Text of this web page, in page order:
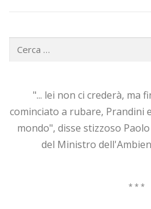
per:
"... lei non ci crederà, ma
cominciato a rubare, Prandini
mondo", disse stizzoso
del Ministro
* * *